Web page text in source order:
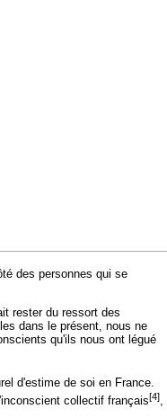
des personnes qui se
rester du ressort des
dans le présent, nous ne
qu'ils nous ont légué
d'estime de soi en France.
collectif français[4],